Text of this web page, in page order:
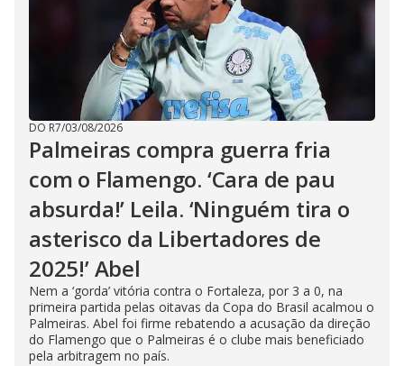
DO R7/03/08/2026
Palmeiras compra guerra fria
com o Flamengo. ‘Cara de pau
absurda!’ Leila. ‘Ninguém tira o
asterisco da Libertadores de
2025!’ Abel
Nem a ‘gorda’ vitória contra o Fortaleza, por 3 a 0, na
primeira partida pelas oitavas da Copa do Brasil acalmou o
Palmeiras. Abel foi firme rebatendo a acusação da direção
do Flamengo que o Palmeiras é o clube mais beneficiado
pela arbitragem no país.